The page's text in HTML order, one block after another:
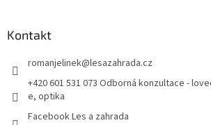
Kontakt
romanjelinek@lesazahrada.cz
+420 601 531 073 Odborná konzultace -
e, optika
Facebook Les a zahrada